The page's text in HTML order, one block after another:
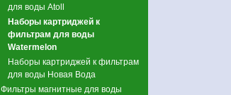
для воды Atoll
Наборы картриджей к
фильтрам для воды
Watermelon
Наборы картриджей к фильтрам
для воды Новая Вода
Фильтры магнитные для воды